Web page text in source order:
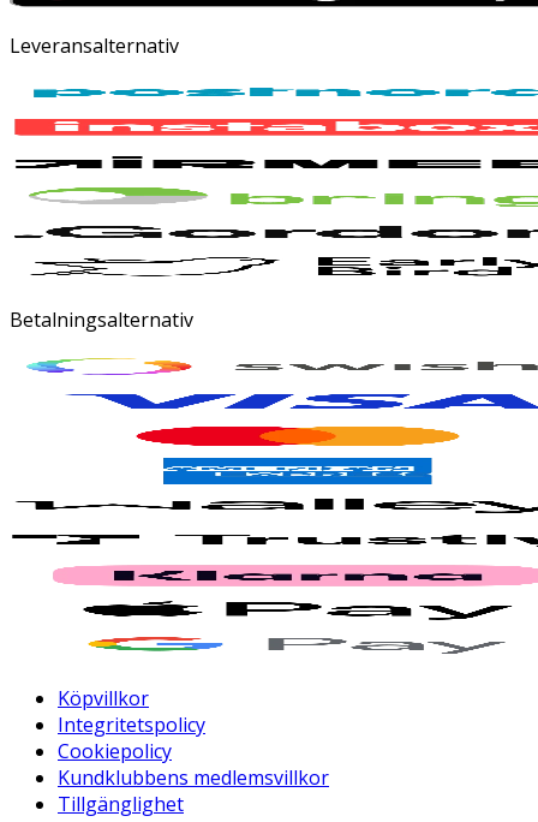
Leveransalternativ
Betalningsalternativ
Köpvillkor
Integritetspolicy
Cookiepolicy
Kundklubbens medlemsvillkor
Tillgänglighet